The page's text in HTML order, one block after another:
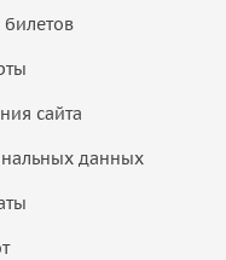
билетов
сайта
данных